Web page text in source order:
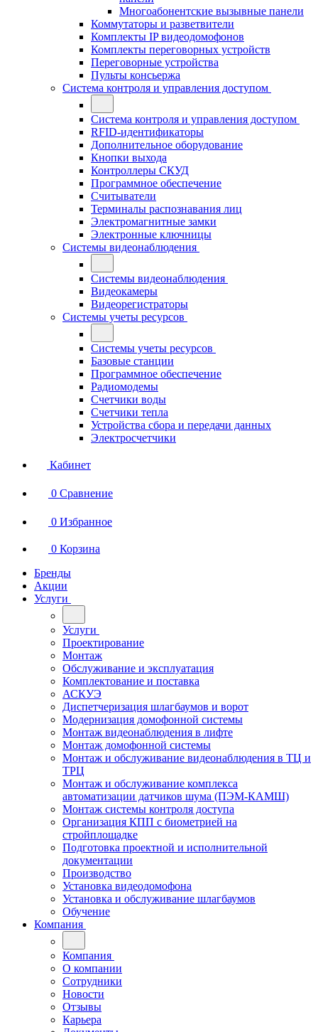
Многоабонентские вызывные панели
Коммутаторы и разветвители
Комплекты IP видеодомофонов
Комплекты переговорных устройств
Переговорные устройства
Пульты консьержа
Система контроля и управления доступом
Система контроля и управления доступом
RFID-идентификаторы
Дополнительное оборудование
Кнопки выхода
Контроллеры СКУД
Программное обеспечение
Считыватели
Терминалы распознавания лиц
Электромагнитные замки
Электронные ключницы
Системы видеонаблюдения
Системы видеонаблюдения
Видеокамеры
Видеорегистраторы
Системы учеты ресурсов
Системы учеты ресурсов
Базовые станции
Программное обеспечение
Радиомодемы
Счетчики воды
Счетчики тепла
Устройства сбора и передачи данных
Электросчетчики
Кабинет
0 Сравнение
0 Избранное
0 Корзина
Бренды
Акции
Услуги
Услуги
Проектирование
Монтаж
Обслуживание и эксплуатация
Комплектование и поставка
АСКУЭ
Диспетчеризация шлагбаумов и ворот
Модернизация домофонной системы
Монтаж видеонаблюдения в лифте
Монтаж домофонной системы
Монтаж и обслуживание видеонаблюдения в ТЦ и
ТРЦ
Монтаж и обслуживание комплекса
автоматизации датчиков шума (ПЭМ-КАМШ)
Монтаж системы контроля доступа
Организация КПП с биометрией на
стройплощадке
Подготовка проектной и исполнительной
документации
Производство
Установка видеодомофона
Установка и обслуживание шлагбаумов
Обучение
Компания
Компания
О компании
Сотрудники
Новости
Отзывы
Карьера